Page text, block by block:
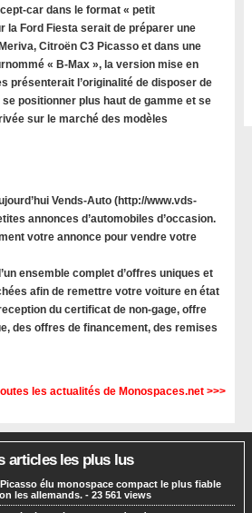
car dans le format « petit
la Ford Fiesta serait de préparer une
Citroën C3 Picasso et dans une
« B-Max », la version mise en
présenterait l’originalité de disposer de
positionner plus haut de gamme et se
sur le marché des modèles
Vends-Auto (http://www.vds-
annonces d’automobiles d’occasion.
votre annonce pour vendre votre
ensemble complet d’offres uniques et
afin de remettre votre voiture en état
du certificat de non-gage, offre
des offres de financement, des remises
les actualités de Monospaces.net >>>
articles les plus lus
élu monospace compact le plus fiable
les allemands. - 23 561 views